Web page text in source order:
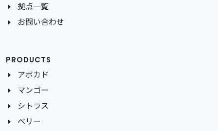
拠点一覧
お問い合わせ
PRODUCTS
アボカド
マンゴー
シトラス
ベリー